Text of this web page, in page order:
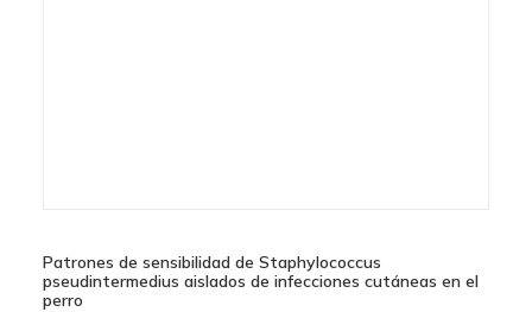
Patrones de sensibilidad de Staphylococcus
pseudintermedius aislados de infecciones cutáneas en el
perro